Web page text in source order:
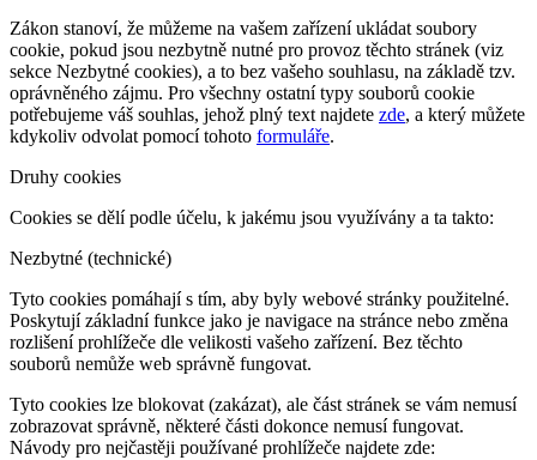
Zákon stanoví, že můžeme na vašem zařízení ukládat soubory
cookie, pokud jsou nezbytně nutné pro provoz těchto stránek (viz
sekce Nezbytné cookies), a to bez vašeho souhlasu, na základě tzv.
oprávněného zájmu. Pro všechny ostatní typy souborů cookie
potřebujeme váš souhlas, jehož plný text najdete zde, a který můžete
kdykoliv odvolat pomocí tohoto formuláře.
Druhy cookies
Cookies se dělí podle účelu, k jakému jsou využívány a ta takto:
Nezbytné (technické)
Tyto cookies pomáhají s tím, aby byly webové stránky použitelné.
Poskytují základní funkce jako je navigace na stránce nebo změna
rozlišení prohlížeče dle velikosti vašeho zařízení. Bez těchto
souborů nemůže web správně fungovat.
Tyto cookies lze blokovat (zakázat), ale část stránek se vám nemusí
zobrazovat správně, některé části dokonce nemusí fungovat.
Návody pro nejčastěji používané prohlížeče najdete zde: